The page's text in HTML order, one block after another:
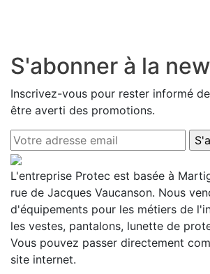
être
choisies
sur
la
du
produit
être
choisies
sur
S'abonner à la
Inscrivez-vous pour rester informé
être averti des promotions.
L'entreprise Protec est basée à
rue de Jacques Vaucanson. Nous
d'équipements pour les métiers de
les vestes, pantalons, lunette de
Vous pouvez passer directement
site internet.